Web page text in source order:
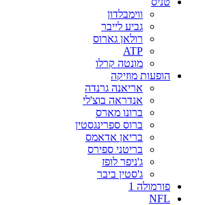
ווימבלדון
גביע לייבר
רולאן גארוס
ATP
מונטה קרלו
הופעות מוזיקה
אריאנה גרנדה
אנדראה בוצ'לי
ברונו מארס
ברוס ספרינגסטין
בריאן אדאמס
בריטני ספירס
ג'ניפר לופז
ג'סטין ביבר
פורמולה 1
NFL